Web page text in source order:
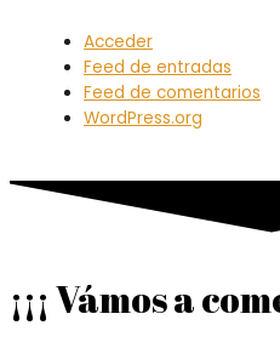
Acceder
Feed de entradas
Feed de comentarios
WordPress.org
¡¡¡ Vámos a